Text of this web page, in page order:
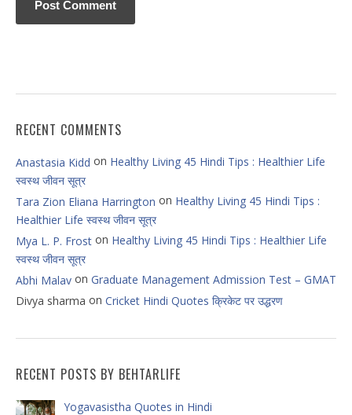
RECENT COMMENTS
Anastasia Kidd on Healthy Living 45 Hindi Tips : Healthier Life
स्वस्थ जीवन सूत्र
Tara Zion Eliana Harrington on Healthy Living 45 Hindi Tips :
Healthier Life स्वस्थ जीवन सूत्र
Mya L. P. Frost on Healthy Living 45 Hindi Tips : Healthier Life
स्वस्थ जीवन सूत्र
Abhi Malav on Graduate Management Admission Test – GMAT
Divya sharma on Cricket Hindi Quotes क्रिकेट पर उद्धरण
RECENT POSTS BY BEHTARLIFE
Yogavasistha Quotes in Hindi